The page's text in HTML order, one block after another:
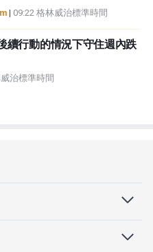
| 09:22 格林威治標準時間
續行動的情況下守住週內跌
治標準時間